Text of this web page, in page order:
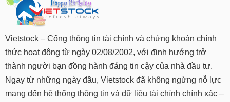
Vietstock – Cổng thông tin tài chính và chứng khoán chính
thức hoạt động từ ngày 02/08/2002, với định hướng trở
thành người bạn đồng hành đáng tin cậy của nhà đầu tư.
Ngay từ những ngày đầu, Vietstock đã không ngừng nỗ lực
mang đến hệ thống thông tin và dữ liệu tài chính chính xác –